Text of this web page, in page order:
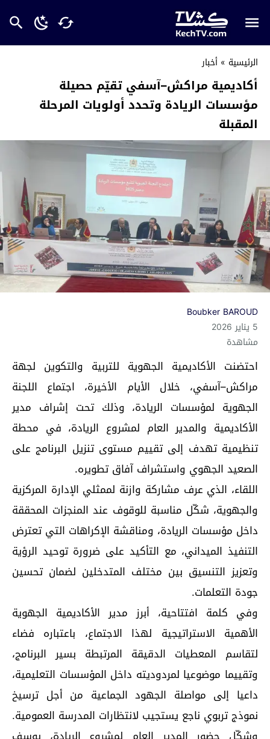
الرئيسية » أخبار
أكاديمية مراكش–آسفي تقيّم حصيلة
مؤسسات الريادة وتحدد أولويات المرحلة
المقبلة
Boubker BAROUD
5 يناير 2026
مشاهدة
احتضنت الأكاديمية الجهوية للتربية والتكوين لجهة
مراكش–آسفي، خلال الأيام الأخيرة، اجتماع اللجنة
الجهوية لمؤسسات الريادة، وذلك تحت إشراف مدير
الأكاديمية والمدير العام لمشروع الريادة، في محطة
تنظيمية تهدف إلى تقييم مستوى تنزيل البرنامج على
الصعيد الجهوي واستشراف آفاق تطويره.
اللقاء، الذي عرف مشاركة وازنة لممثلي الإدارة المركزية
والجهوية، شكّل مناسبة للوقوف عند المنجزات المحققة
داخل مؤسسات الريادة، ومناقشة الإكراهات التي تعترض
التنفيذ الميداني، مع التأكيد على ضرورة توحيد الرؤية
وتعزيز التنسيق بين مختلف المتدخلين لضمان تحسين
جودة التعلمات.
وفي كلمة افتتاحية، أبرز مدير الأكاديمية الجهوية
الأهمية الاستراتيجية لهذا الاجتماع، باعتباره فضاء
لتقاسم المعطيات الدقيقة المرتبطة بسير البرنامج،
وتقييما موضوعيا لمردوديته داخل المؤسسات التعليمية،
داعيا إلى مواصلة الجهود الجماعية من أجل ترسيخ
نموذج تربوي ناجع يستجيب لانتظارات المدرسة العمومية.